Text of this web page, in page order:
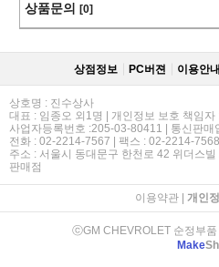
상품문의 [0]
상점정보 PC버젼 이용안내
상호명 : 진수상사
대표 : 임종오 외1명 | 개인정보 보호 책임자
사업자등록번호 :205-03-80411 | 통신판
전화 : 02-2214-7567 | 팩스 : 02-2214-7568
주소 : 서울시 동대문구 한천로 42 위더스
판매점
이용약관| 개인
ⓒGM CHEVROLET 순정부품
Make